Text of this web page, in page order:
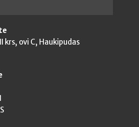
krs, ovi C, Haukipudas